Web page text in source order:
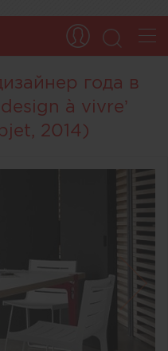
года в
à vivre’
2014)